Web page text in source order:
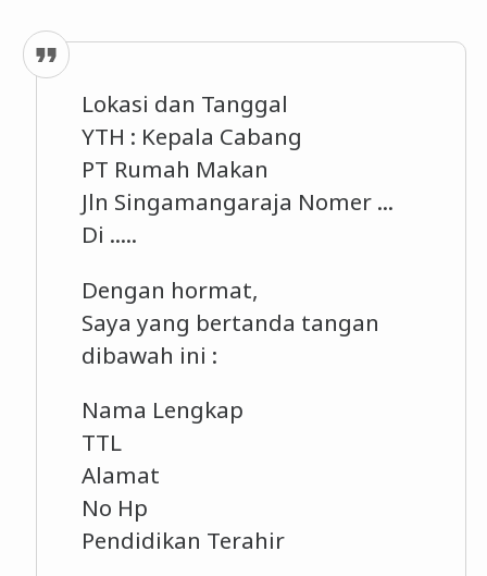
Lokasi dan Tanggal
YTH : Kepala Cabang
PT Rumah Makan
Jln Singamangaraja Nomer ...
Di .....
Dengan hormat,
Saya yang bertanda tangan
dibawah ini :
Nama Lengkap
TTL
Alamat
No Hp
Pendidikan Terahir